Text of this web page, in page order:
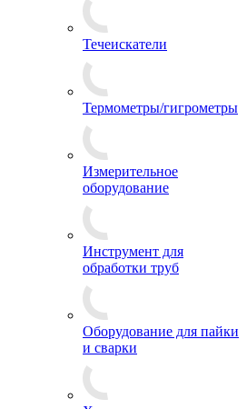
Течеискатели
Термометры/гигрометры
Измерительное
оборудование
Инструмент для
обработки труб
Оборудование для пайки
и сварки